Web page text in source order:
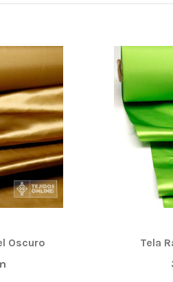
Oscuro
Tela